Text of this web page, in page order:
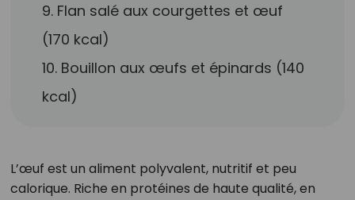
9. Flan salé aux courgettes et œuf
(170 kcal)
10. Bouillon aux œufs et épinards (140
kcal)
L’œuf est un aliment polyvalent, nutritif et peu
calorique. Riche en protéines de haute qualité, en